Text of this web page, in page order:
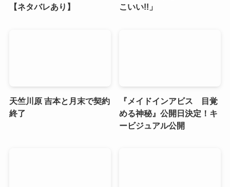
【ネタバレあり】
こいい!!」
天竺川原 吉本と月末で契約
終了
『メイドインアビス 目覚
める神秘』公開日決定！キ
ービジュアル公開